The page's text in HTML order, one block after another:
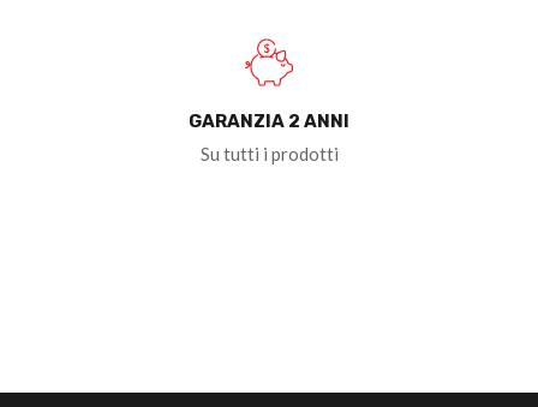
GARANZIA 2 ANNI
Su tutti i prodotti